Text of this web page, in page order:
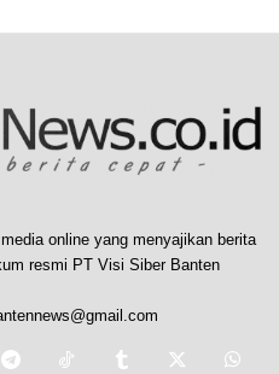
online yang menyajikan berita
resmi PT Visi Siber Banten